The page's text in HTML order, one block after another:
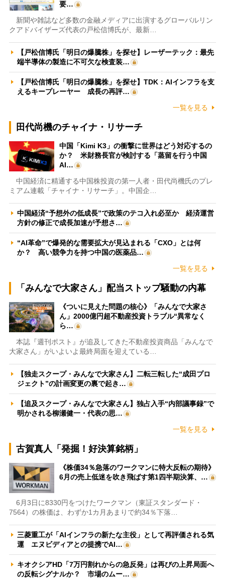
要…
新聞や雑誌など多数の金融メディアに出演するグローバルリン
クアドバイザーズ代表の戸松信博氏が、最新…
【戸松信博氏「明日の爆騰株」を探せ】レーザーテック：最先
端半導体の製造に不可欠な検査装…
【戸松信博氏「明日の爆騰株」を探せ】TDK：AIインフラを支
えるキープレーヤー 成長の再評…
一覧を見る
田代尚機のチャイナ・リサーチ
中国「Kimi K3」の衝撃に世界はどう対応するの
か？ 米財務長官が検討する「蒸留を行う中国
AI…
中国経済に精通する中国株投資の第一人者・田代尚機氏のプレ
ミアム連載「チャイナ・リサーチ」。中国企…
中国経済“予想外の低成長”で政策のテコ入れ必至か 経済運営
方針の修正で成長加速が予想さ…
“AI革命”で爆発的な需要拡大が見込まれる「CXO」とは何
か？ 高い競争力を持つ中国の医薬品…
一覧を見る
「みんなで大家さん」配当ストップ騒動の内幕
《ついに見えた問題の核心》「みんなで大家さ
ん」2000億円超不動産投資トラブル“異常なく
ら…
本誌『週刊ポスト』が追及してきた不動産投資商品「みんなで
大家さん」がいよいよ最終局面を迎えている…
【独走スクープ・みんなで大家さん】二転三転した“成田プロ
ジェクト”の計画変更の裏で起き…
【追及スクープ・みんなで大家さん】独占入手“内部議事録”で
明かされる柳瀬健一・代表の思…
一覧を見る
古賀真人「発掘！好決算銘柄」
《株価34％急落のワークマンに特大反転の期待》
6月の売上低迷を吹き飛ばす第1四半期決算、…
6月3日に8330円をつけたワークマン（東証スタンダード・
7564）の株価は、わずか1カ月あまりで約34％下落…
三菱重工が「AIインフラの新たな主役」として再評価される気
運 エヌビディアとの提携でAI…
キオクシアHD「7万円割れからの急反発」は再びの上昇局面へ
の反転シグナルか？ 市場のムー…